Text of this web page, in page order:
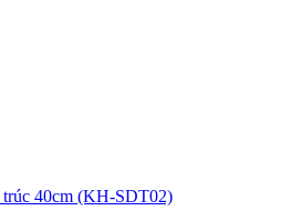
trúc 40cm (KH-SDT02)